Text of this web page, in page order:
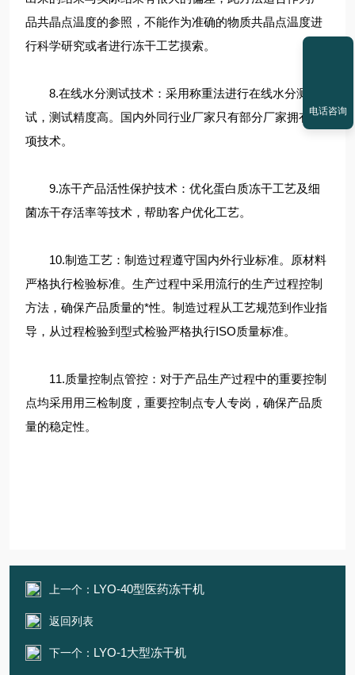
品共晶点温度的参照，不能作为准确的物质共晶点温度进
行科学研究或者进行冻干工艺摸索。
8.在线水分测试技术：采用称重法进行在线水分测
试，测试精度高。国内外同行业厂家只有部分厂家拥有此
项技术。
9.冻干产品活性保护技术：优化蛋白质冻干工艺及细
菌冻干存活率等技术，帮助客户优化工艺。
10.制造工艺：制造过程遵守国内外行业标准。原材料
严格执行检验标准。生产过程中采用流行的生产过程控制
方法，确保产品质量的*性。制造过程从工艺规范到作业指
导，从过程检验到型式检验严格执行ISO质量标准。
11.质量控制点管控：对于产品生产过程中的重要控制
点均采用用三检制度，重要控制点专人专岗，确保产品质
量的稳定性。
上一个： LYO-40型医药冻干机
返回列表
下一个： LYO-1大型冻干机
电话咨询